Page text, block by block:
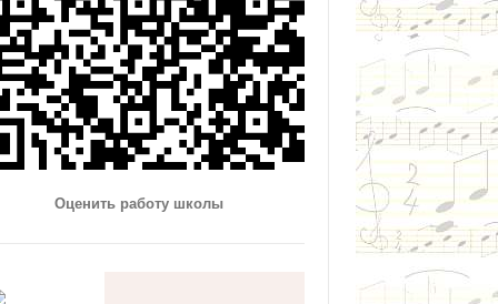
Оценить работу школы